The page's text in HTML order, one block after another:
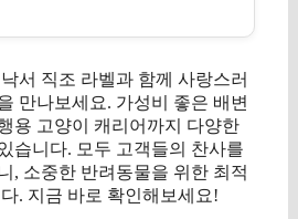
서 직조 라벨과 함께 사랑스러
만나보세요. 가성비 좋은 배변
용 고양이 캐리어까지 다양한
습니다. 모두 고객들의 찬사를
, 소중한 반려동물을 위한 최적
. 지금 바로 확인해보세요!